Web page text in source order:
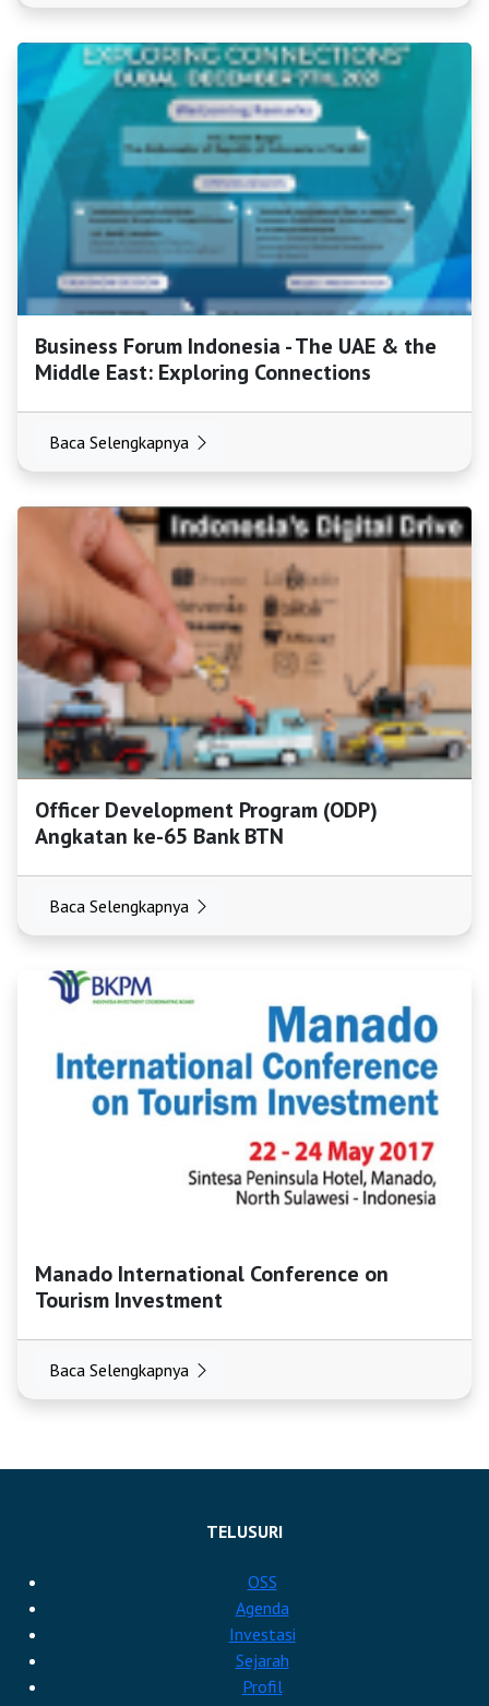
Business Forum Indonesia - The UAE & the
Middle East: Exploring Connections
Baca Selengkapnya
Officer Development Program (ODP)
Angkatan ke-65 Bank BTN
Baca Selengkapnya
Manado International Conference on
Tourism Investment
Baca Selengkapnya
TELUSURI
OSS
Agenda
Investasi
Sejarah
Profil